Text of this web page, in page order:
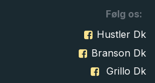
Følg os:
Hustler Dk
Branson Dk
Grillo Dk